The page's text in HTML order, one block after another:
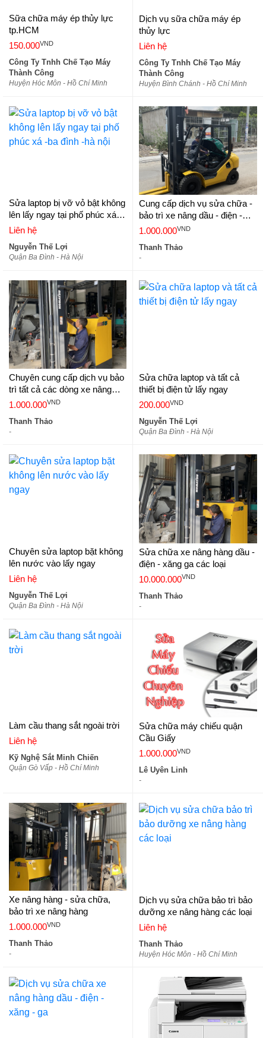
Sữa chữa máy ép thủy lực
tp.HCM
150.000VND
Công Ty Tnhh Chế Tạo Máy
Thành Công
Huyện Hóc Môn - Hồ Chí Minh
Dịch vụ sữa chữa máy ép
thủy lực
Liên hệ
Công Ty Tnhh Chế Tạo Máy
Thành Công
Huyện Bình Chánh - Hồ Chí Minh
Sửa laptop bị vỡ vỏ bật không
lên lấy ngay tại phố phúc xá -
ba đình -hà nội
Liên hệ
Nguyễn Thế Lợi
Quận Ba Đình - Hà Nội
Cung cấp dịch vụ sửa chữa -
bảo trì xe nâng dầu - điện -
xăng ga
1.000.000VND
Thanh Thảo
-
Chuyên cung cấp dịch vụ bảo
trì tất cả các dòng xe nâng
hàng - sửa chữa xe nâng dầu,
1.000.000VND
Thanh Thảo
-
Sửa chữa laptop và tất cả
thiết bị điện tử lấy ngay
200.000VND
Nguyễn Thế Lợi
Quận Ba Đình - Hà Nội
Chuyên sửa laptop bặt không
lên nước vào lấy ngay
Liên hệ
Nguyễn Thế Lợi
Quận Ba Đình - Hà Nội
Sửa chữa xe nâng hàng dầu -
điện - xăng ga các loại
10.000.000VND
Thanh Thảo
-
Làm cầu thang sắt ngoài trời
Liên hệ
Kỹ Nghệ Sắt Minh Chiến
Quận Gò Vấp - Hồ Chí Minh
Sửa chữa máy chiếu quận
Cầu Giấy
1.000.000VND
Lê Uyên Linh
-
Xe nâng hàng - sửa chữa,
bảo trì xe nâng hàng
1.000.000VND
Thanh Thảo
-
Dịch vụ sửa chữa bảo trì bảo
dưỡng xe nâng hàng các loại
Liên hệ
Thanh Thảo
Huyện Hóc Môn - Hồ Chí Minh